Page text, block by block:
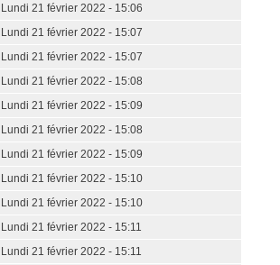
Lundi 21 février 2022 - 15:06
Lundi 21 février 2022 - 15:07
Lundi 21 février 2022 - 15:07
Lundi 21 février 2022 - 15:08
Lundi 21 février 2022 - 15:09
Lundi 21 février 2022 - 15:08
Lundi 21 février 2022 - 15:09
Lundi 21 février 2022 - 15:10
Lundi 21 février 2022 - 15:10
Lundi 21 février 2022 - 15:11
Lundi 21 février 2022 - 15:11